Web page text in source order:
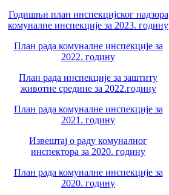
Годишњи план инспекцијског надзора
комуналне инспекције за 2023. годину
План рада комуналне инспекције за
2022. годину
План рада инспекције за заштиту
животне средине за 2022.годину
План рада комуналне инспекције за
2021. годину
Извештај о раду комуналног
инспектора за 2020. годину
План рада комуналне инспекције за
2020. годину